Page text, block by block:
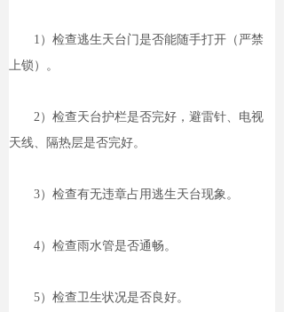
1）检查逃生天台门是否能随手打开（严禁
上锁）。
2）检查天台护栏是否完好，避雷针、电视
天线、隔热层是否完好。
3）检查有无违章占用逃生天台现象。
4）检查雨水管是否通畅。
5）检查卫生状况是否良好。